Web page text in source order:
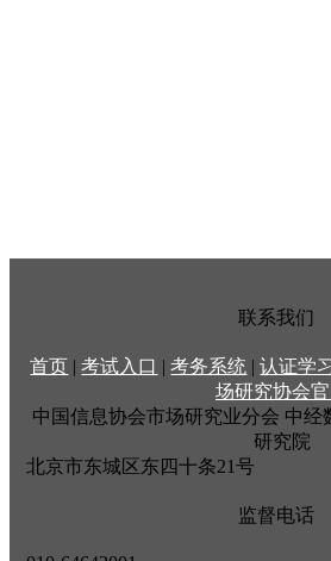
联系我们
首页 |考试入口 |考务系统 |认证学
场研究协会官
中国信息协会市场研究业分会 中经
研究院
北京市东城区东四十条21号
监督电话